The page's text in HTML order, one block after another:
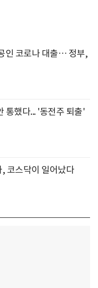
인 코로나 대출… 정부,
통했다... '동전주 퇴출'
코스닥이 일어났다